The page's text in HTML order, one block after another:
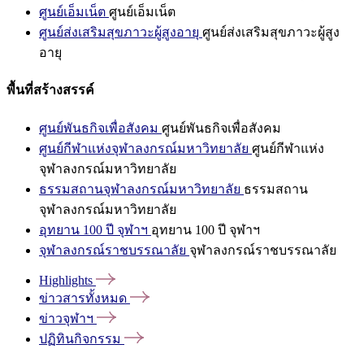
ศูนย์เอ็มเน็ต ศูนย์เอ็มเน็ต
ศูนย์ส่งเสริมสุขภาวะผู้สูงอายุ ศูนย์ส่งเสริมสุขภาวะผู้สูง
อายุ
พื้นที่สร้างสรรค์
ศูนย์พันธกิจเพื่อสังคม ศูนย์พันธกิจเพื่อสังคม
ศูนย์กีฬาแห่งจุฬาลงกรณ์มหาวิทยาลัย ศูนย์กีฬาแห่ง
จุฬาลงกรณ์มหาวิทยาลัย
ธรรมสถานจุฬาลงกรณ์มหาวิทยาลัย ธรรมสถาน
จุฬาลงกรณ์มหาวิทยาลัย
อุทยาน 100 ปี จุฬาฯ อุทยาน 100 ปี จุฬาฯ
จุฬาลงกรณ์ราชบรรณาลัย จุฬาลงกรณ์ราชบรรณาลัย
Highlights
ข่าวสารทั้งหมด
ข่าวจุฬาฯ
ปฏิทินกิจกรรม